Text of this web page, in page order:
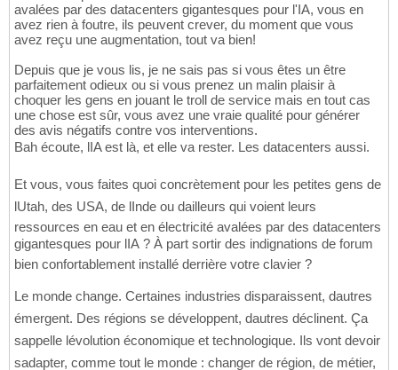
avalées par des datacenters gigantesques pour l'IA, vous en
avez rien à foutre, ils peuvent crever, du moment que vous
avez reçu une augmentation, tout va bien!
Depuis que je vous lis, je ne sais pas si vous êtes un être
parfaitement odieux ou si vous prenez un malin plaisir à
choquer les gens en jouant le troll de service mais en tout cas
une chose est sûr, vous avez une vraie qualité pour générer
des avis négatifs contre vos interventions.
Bah écoute, lIA est là, et elle va rester. Les datacenters aussi.
Et vous, vous faites quoi concrètement pour les petites gens de
lUtah, des USA, de lInde ou dailleurs qui voient leurs
ressources en eau et en électricité avalées par des datacenters
gigantesques pour lIA ? À part sortir des indignations de forum
bien confortablement installé derrière votre clavier ?
Le monde change. Certaines industries disparaissent, dautres
émergent. Des régions se développent, dautres déclinent. Ça
sappelle lévolution économique et technologique. Ils vont devoir
sadapter, comme tout le monde : changer de région, de métier,